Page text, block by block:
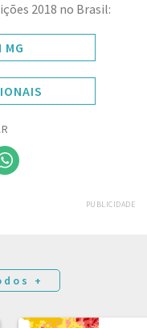
2018 no Brasil:
MG
PUBLICIDADE
+